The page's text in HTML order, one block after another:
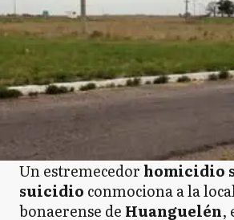
Un estremecedor homicidio
suicidio conmociona a la
bonaerense de Huanguelén,